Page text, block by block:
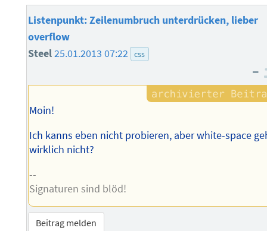
Listenpunkt: Zeilenumbruch unterdrücken, lieber
overflow
Steel25.01.2013 07:22 css
–
Moin!
Ich kanns eben nicht probieren, aber white-space
wirklich nicht?
--
Signaturen sind blöd!
Beitrag melden